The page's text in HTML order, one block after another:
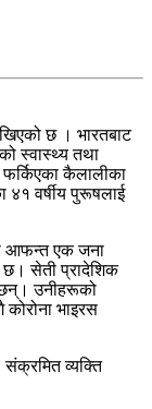
छ । भारतबाट
स्वास्थ्य तथा
कैलालीका
४१ वर्षीय पुरूषलाई
आफन्त एक जना
छ। सेती प्रादेशिक
उनीहरूको
भाइरस
व्यक्ति